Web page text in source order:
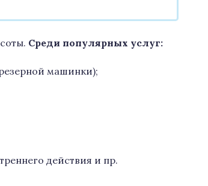
Среди популярных услуг:
машинки);
действия и пр.